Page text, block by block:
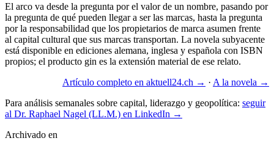
El arco va desde la pregunta por el valor de un nombre, pasando por
la pregunta de qué pueden llegar a ser las marcas, hasta la pregunta
por la responsabilidad que los propietarios de marca asumen frente
al capital cultural que sus marcas transportan. La novela subyacente
está disponible en ediciones alemana, inglesa y española con ISBN
propios; el producto gin es la extensión material de ese relato.
Artículo completo en aktuell24.ch → · A la novela →
Para análisis semanales sobre capital, liderazgo y geopolítica: seguir
al Dr. Raphael Nagel (LL.M.) en LinkedIn →
Archivado en